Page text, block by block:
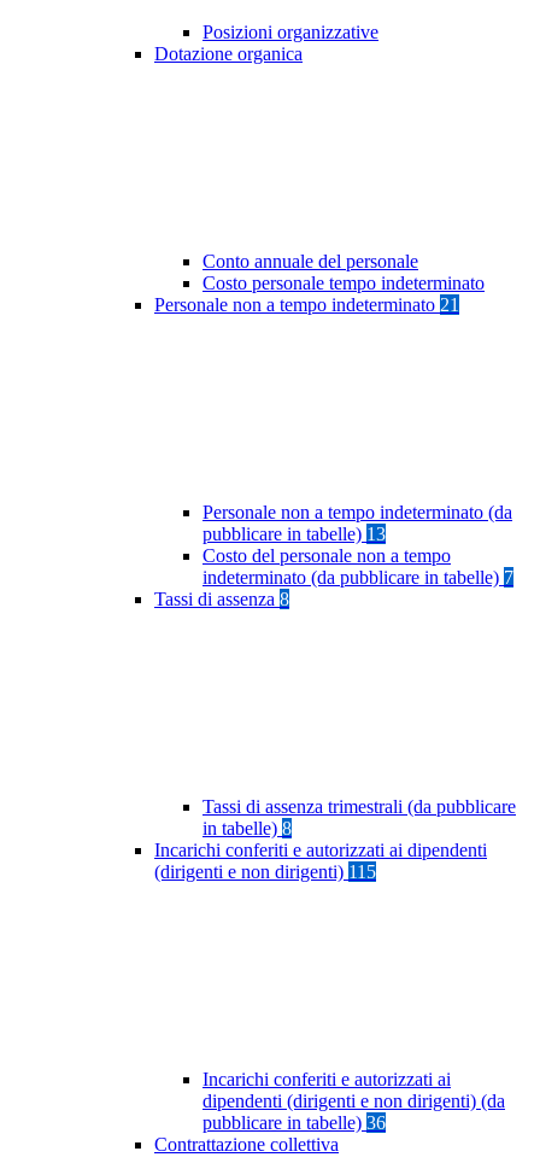
Posizioni organizzative
Dotazione organica
Conto annuale del personale
Costo personale tempo indeterminato
Personale non a tempo indeterminato 21
Personale non a tempo indeterminato (da
pubblicare in tabelle) 13
Costo del personale non a tempo
indeterminato (da pubblicare in tabelle) 7
Tassi di assenza 8
Tassi di assenza trimestrali (da pubblicare
in tabelle) 8
Incarichi conferiti e autorizzati ai dipendenti
(dirigenti e non dirigenti) 115
Incarichi conferiti e autorizzati ai
dipendenti (dirigenti e non dirigenti) (da
pubblicare in tabelle) 36
Contrattazione collettiva